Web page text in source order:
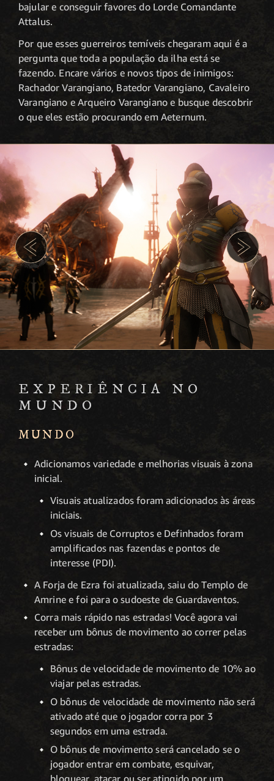
bajular e conseguir favores do Lorde Comandante
Attalus.
Por que esses guerreiros temíveis chegaram aqui é a
pergunta que toda a população da ilha está se
fazendo. Encare vários e novos tipos de inimigos:
Rachador Varangiano, Batedor Varangiano, Cavaleiro
Varangiano e Arqueiro Varangiano e busque descobrir
o que eles estão procurando em Aeternum.
EXPERIÊNCIA NO
MUNDO
MUNDO
Adicionamos variedade e melhorias visuais à zona
inicial.
Visuais atualizados foram adicionados às áreas
iniciais.
Os visuais de Corruptos e Definhados foram
amplificados nas fazendas e pontos de
interesse (PDI).
A Forja de Ezra foi atualizada, saiu do Templo de
Amrine e foi para o sudoeste de Guardaventos.
Corra mais rápido nas estradas! Você agora vai
receber um bônus de movimento ao correr pelas
estradas:
Bônus de velocidade de movimento de 10% ao
viajar pelas estradas.
O bônus de velocidade de movimento não será
ativado até que o jogador corra por 3
segundos em uma estrada.
O bônus de movimento será cancelado se o
jogador entrar em combate, esquivar,
bloquear, atacar ou ser atingido por um